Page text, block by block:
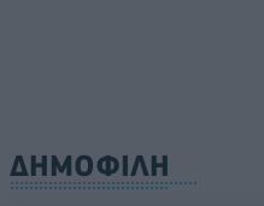
ΔΗΜΟΦΙΛΗ